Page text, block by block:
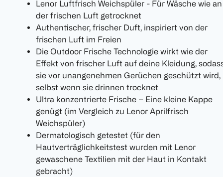
Lenor Luftfrisch Weichspüler - Für Wäsche wie an
der frischen Luft getrocknet
Authentischer, frischer Duft, inspiriert von der
frischen Luft im Freien
Die Outdoor Frische Technologie wirkt wie der
Effekt von frischer Luft auf deine Kleidung,
sie vor unangenehmen Gerüchen geschützt wird,
selbst wenn sie drinnen trocknet
Ultra konzentrierte Frische – Eine kleine Kappe
genügt (im Vergleich zu Lenor Aprilfrisch
Weichspüler)
Dermatologisch getestet (für den
Hautverträglichkeitstest wurden mit Lenor
gewaschene Textilien mit der Haut in Kontakt
gebracht)